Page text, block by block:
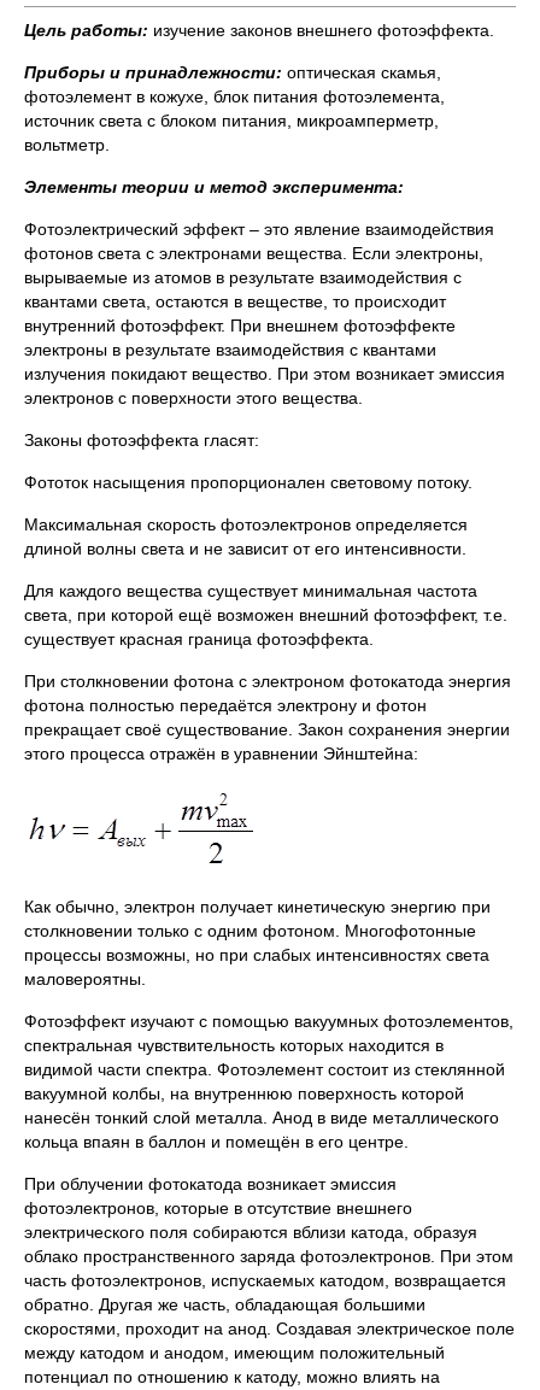
Цель работы: изучение законов внешнего фотоэффекта.
Приборы и принадлежности: оптическая скамья,
фотоэлемент в кожухе, блок питания фотоэлемента,
источник света с блоком питания, микроамперметр,
вольтметр.
Элементы теории и метод эксперимента:
Фотоэлектрический эффект – это явление взаимодействия
фотонов света с электронами вещества. Если электроны,
вырываемые из атомов в результате взаимодействия с
квантами света, остаются в веществе, то происходит
внутренний фотоэффект. При внешнем фотоэффекте
электроны в результате взаимодействия с квантами
излучения покидают вещество. При этом возникает эмиссия
электронов с поверхности этого вещества.
Законы фотоэффекта гласят:
Фототок насыщения пропорционален световому потоку.
Максимальная скорость фотоэлектронов определяется
длиной волны света и не зависит от его интенсивности.
Для каждого вещества существует минимальная частота
света, при которой ещё возможен внешний фотоэффект, т.е.
существует красная граница фотоэффекта.
При столкновении фотона с электроном фотокатода энергия
фотона полностью передаётся электрону и фотон
прекращает своё существование. Закон сохранения энергии
этого процесса отражён в уравнении Эйнштейна:
Как обычно, электрон получает кинетическую энергию при
столкновении только с одним фотоном. Многофотонные
процессы возможны, но при слабых интенсивностях света
маловероятны.
Фотоэффект изучают с помощью вакуумных фотоэлементов,
спектральная чувствительность которых находится в
видимой части спектра. Фотоэлемент состоит из стеклянной
вакуумной колбы, на внутреннюю поверхность которой
нанесён тонкий слой металла. Анод в виде металлического
кольца впаян в баллон и помещён в его центре.
При облучении фотокатода возникает эмиссия
фотоэлектронов, которые в отсутствие внешнего
электрического поля собираются вблизи катода, образуя
облако пространственного заряда фотоэлектронов. При этом
часть фотоэлектронов, испускаемых катодом, возвращается
обратно. Другая же часть, обладающая большими
скоростями, проходит на анод. Создавая электрическое поле
между катодом и анодом, имеющим положительный
потенциал по отношению к катоду, можно влиять на